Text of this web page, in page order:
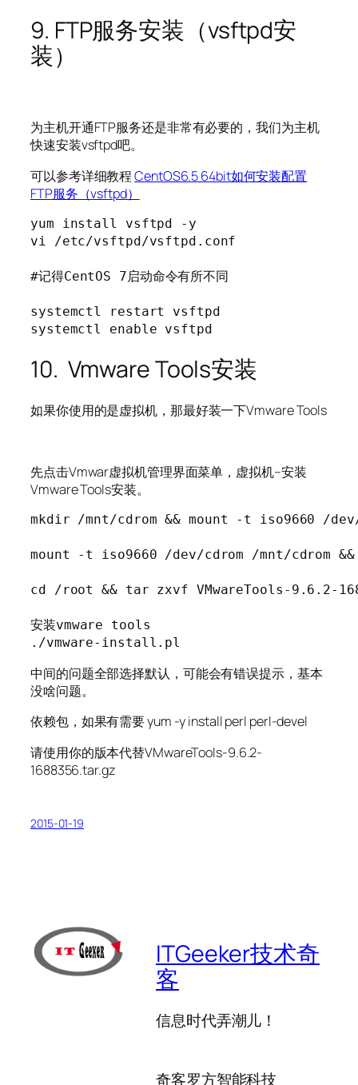
9. FTP服务安装（vsftpd安
装）
为主机开通FTP服务还是非常有必要的，我们为主机
快速安装vsftpd吧。
可以参考详细教程CentOS6.5 64bit如何安装配置
FTP服务（vsftpd）
yum install vsftpd -y
vi /etc/vsftpd/vsftpd.conf
#记得CentOS 7启动命令有所不同
systemctl restart vsftpd
systemctl enable vsftpd
10. Vmware Tools安装
如果你使用的是虚拟机，那最好装一下Vmware Tools
先点击Vmwar虚拟机管理界面菜单，虚拟机–安装
Vmware Tools安装。
mkdir /mnt/cdrom && mount -t iso9660 /
mount -t iso9660 /dev/cdrom /mnt/cdrom
cd /root && tar zxvf VMwareTools-9.6.2-
安装vmware tools
./vmware-install.pl
中间的问题全部选择默认，可能会有错误提示，基本
没啥问题。
依赖包，如果有需要 yum -y install perl perl-devel
请使用你的版本代替VMwareTools-9.6.2-
1688356.tar.gz
2015-01-19
ITGeeker技术奇
客
信息时代弄潮儿！
奇客罗方智能科技